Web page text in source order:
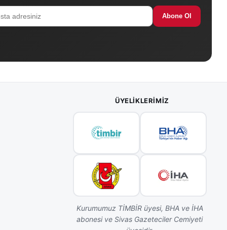
Abone Ol
ÜYELIKLERIMIZ
Kurumumuz TİMBİR üyesi, BHA ve İHA
abonesi ve Sivas Gazeteciler Cemiyeti